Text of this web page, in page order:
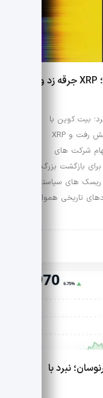
جهش بیت کوین تا آستانه 95 هزار؛ XRP جرقه زد و
شروع کرد؛ بیت کوین با
جهشی پرقدرت تا نزدیکی 95 هزار دلار پیش رفت و XRP
شرکت های
بازگشت بزرگ
ریسک های سیاستی
تاریخی هموار
نبرد با